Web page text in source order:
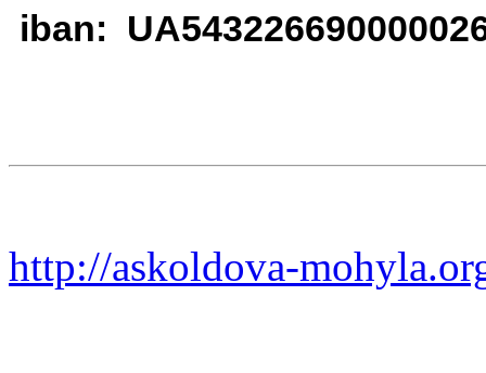
iban:
http://askoldova-